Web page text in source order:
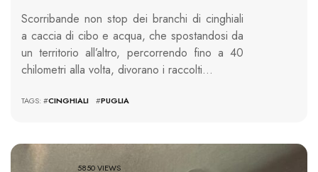
Scorribande non stop dei branchi di cinghiali
a caccia di cibo e acqua, che spostandosi da
un territorio all’altro, percorrendo fino a 40
chilometri alla volta, divorano i raccolti…
TAGS: #CINGHIALI #PUGLIA
5850 VIEWS